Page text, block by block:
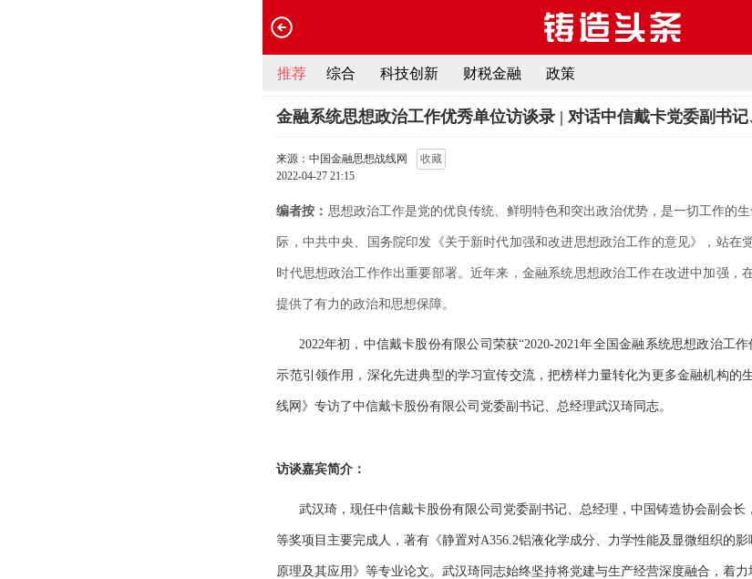
推荐 综合 科技创新 财税金融 政策
金融系统思想政治工作优秀单位访谈录 | 对话中信戴卡党委副书
来源：中国金融思想战线网
收藏
2022-04-27 21:15
编者按： 思想政治工作是党的优良传统、鲜明特色和突出政治优势，是一切工作的
际，中共中央、国务院印发《关于新时代加强和改进思想政治工作的意见》，站在
时代思想政治工作作出重要部署。近年来，金融系统思想政治工作在改进中加强，
提供了有力的政治和思想保障。
2022年初，中信戴卡股份有限公司荣获“2020-2021年全国金融系统思想政治工
示范引领作用，深化先进典型的学习宣传交流，把榜样力量转化为更多金融机构的
线网》专访了中信戴卡股份有限公司党委副书记、总经理武汉琦同志。
访谈嘉宾简介：
武汉琦，现任中信戴卡股份有限公司党委副书记、总经理， 中国铸造协会副会长 ，
等奖项目主要完成人，著有《静置对A356.2铝液化学成分、力学性能及显微组织的
原理及其应用》等专业论文。武汉琦同志始终坚持将党建与生产经营深度融合，着